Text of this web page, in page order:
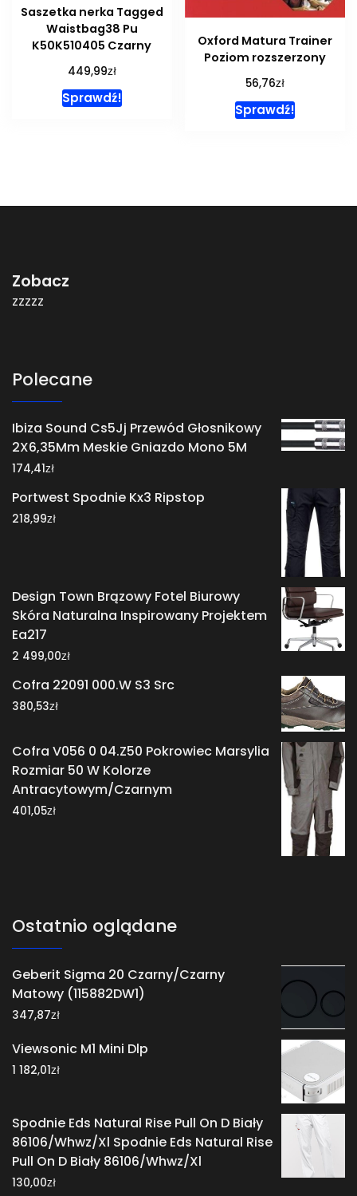
Saszetka nerka Tagged
Waistbag38 Pu
K50K510405 Czarny
449,99zł
Sprawdź!
Oxford Matura Trainer
Poziom rozszerzony
56,76zł
Sprawdź!
Zobacz
zzzzz
Polecane
Ibiza Sound Cs5Jj Przewód Głosnikowy
2X6,35Mm Meskie Gniazdo Mono 5M
174,41zł
Portwest Spodnie Kx3 Ripstop
218,99zł
Design Town Brązowy Fotel Biurowy
Skóra Naturalna Inspirowany Projektem
Ea217
2 499,00zł
Cofra 22091 000.W S3 Src
380,53zł
Cofra V056 0 04.Z50 Pokrowiec Marsylia
Rozmiar 50 W Kolorze
Antracytowym/Czarnym
401,05zł
Ostatnio oglądane
Geberit Sigma 20 Czarny/Czarny
Matowy (115882DW1)
347,87zł
Viewsonic M1 Mini Dlp
1 182,01zł
Spodnie Eds Natural Rise Pull On D Biały
86106/Whwz/Xl Spodnie Eds Natural Rise
Pull On D Biały 86106/Whwz/Xl
130,00zł